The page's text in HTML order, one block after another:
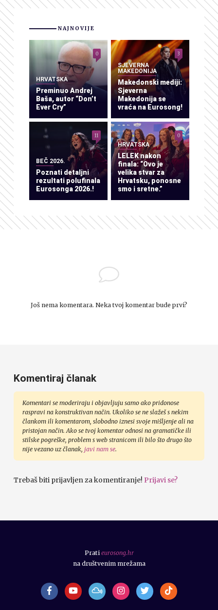
NAJNOVIJE
HRVATSKA
Preminuo Andrej
Baša, autor “Don’t
Ever Cry”
0
SJEVERNA
MAKEDONIJA
Makedonski mediji:
Sjeverna
Makedonija se
vraća na Eurosong!
3
BEČ 2026.
Poznati detaljni
rezultati polufinala
Eurosonga 2026.!
11
HRVATSKA
LELEK nakon
finala: “Ovo je
velika stvar za
Hrvatsku, ponosne
smo i sretne.”
0
Još nema komentara. Neka tvoj komentar bude prvi?
Komentiraj članak
Komentari se moderiraju i objavljuju samo ako pridonose
raspravi na konstruktivan način. Ukoliko se ne slažeš s nekim
člankom ili komentarom, slobodno iznesi svoje mišljenje ali na
pristojan način. Ako se tvoj komentar odnosi na gramatičke ili
stilske pogreške, problem s web stranicom ili bilo što drugo što
nije vezano uz članak, javi nam se.
Trebaš biti prijavljen za komentiranje! Prijavi se?
Prati eurosong.hr
na društvenim mrežama